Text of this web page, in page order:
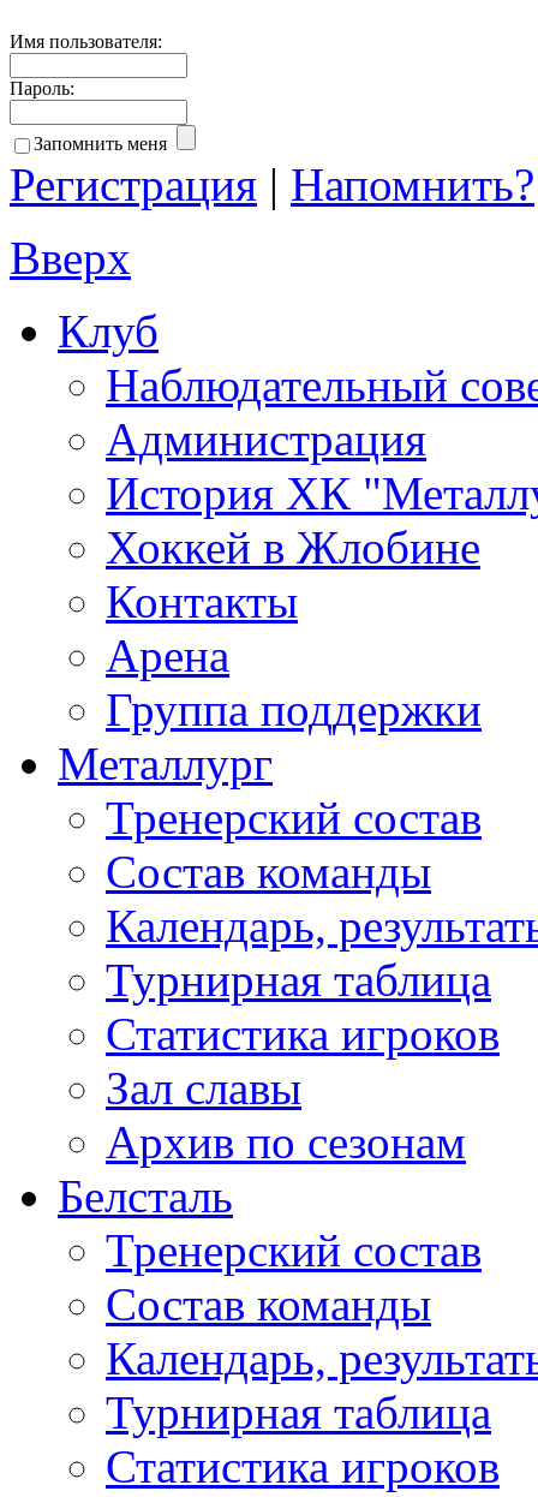
Имя пользователя:
Пароль:
Запомнить меня
Регистрация | Напомнить?
Вверх
Клуб
Наблюдательный
Администрация
История ХК
Хоккей в Жлобине
Контакты
Арена
Группа поддержки
Металлург
Тренерский состав
Состав команды
Календарь,
Турнирная таблица
Статистика игроков
Зал славы
Архив по сезонам
Белсталь
Тренерский состав
Состав команды
Календарь,
Турнирная таблица
Статистика игроков